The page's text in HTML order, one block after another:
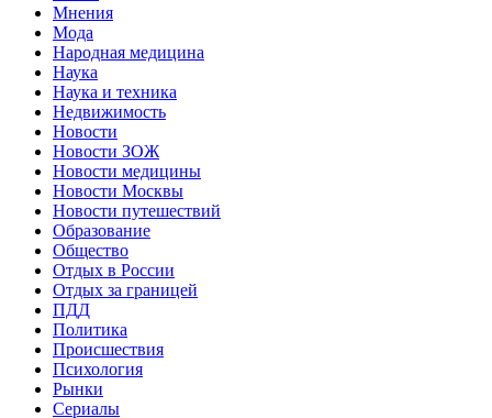
Мнения
Мода
Народная медицина
Наука
Наука и техника
Недвижимость
Новости
Новости ЗОЖ
Новости медицины
Новости Москвы
Новости путешествий
Образование
Общество
Отдых в России
Отдых за границей
ПДД
Политика
Происшествия
Психология
Рынки
Сериалы